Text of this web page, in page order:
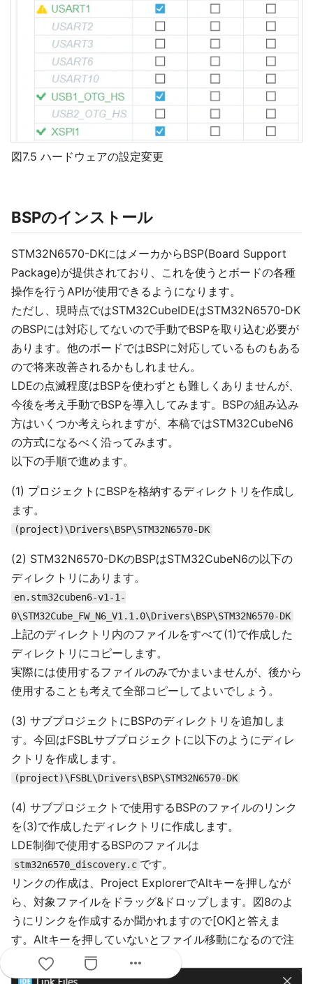
図7.5 ハードウェアの設定変更
BSPのインストール
STM32N6570-DKにはメーカからBSP(Board Support
Package)が提供されており、これを使うとボードの各種
操作を行うAPIが使用できるようになります。
ただし、現時点ではSTM32CubeIDEはSTM32N6570-DK
のBSPには対応してないので手動でBSPを取り込む必要が
あります。他のボードではBSPに対応しているものもある
ので将来改善されるかもしれません。
LDEの点滅程度はBSPを使わずとも難しくありませんが、
今後を考え手動でBSPを導入してみます。BSPの組み込み
方はいくつか考えられますが、本稿ではSTM32CubeN6
の方式になるべく沿ってみます。
以下の手順で進めます。
(1) プロジェクトにBSPを格納するディレクトリを作成し
ます。
(project)\Drivers\BSP\STM32N6570-DK
(2) STM32N6570-DKのBSPはSTM32CubeN6の以下の
ディレクトリにあります。
en.stm32cuben6-v1-1-
0\STM32Cube_FW_N6_V1.1.0\Drivers\BSP\STM32N6570-DK
上記のディレクトリ内のファイルをすべて(1)で作成した
ディレクトリにコピーします。
実際には使用するファイルのみでかまいませんが、後から
使用することも考えて全部コピーしてよいでしょう。
(3) サブプロジェクトにBSPのディレクトリを追加しま
す。今回はFSBLサブプロジェクトに以下のようにディレ
クトリを作成します。
(project)\FSBL\Drivers\BSP\STM32N6570-DK
(4) サブプロジェクトで使用するBSPのファイルのリンク
を(3)で作成したディレクトリに作成します。
LDE制御で使用するBSPのファイルは
stm32n6570_discovery.c です。
リンクの作成は、Project ExplorerでAltキーを押しなが
ら、対象ファイルをドラッグ&ドロップします。図8のよ
うにリンクを作成するか聞かれますので[OK]と答えま
す。Altキーを押していないとファイル移動になるので注
意してください。
more_horiz